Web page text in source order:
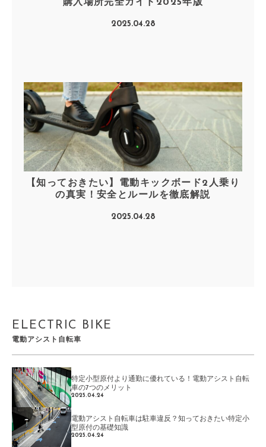
購入場所完全ガイド2025年版
2025.04.28
【知っておきたい】電動キックボード2人乗り
の真実！安全とルールを徹底解説
2025.04.28
ELECTRIC BIKE
電動アシスト自転車
特定小型原付より通勤に優れている！電動アシスト自転
車の7つのメリット
2025.04.24
電動アシスト自転車は駐車違反？知っておきたい特定小
型原付の基礎知識
2025.04.24